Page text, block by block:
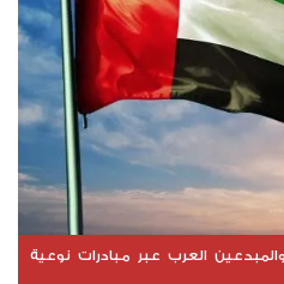
العرب عبر مبادرات نوعية